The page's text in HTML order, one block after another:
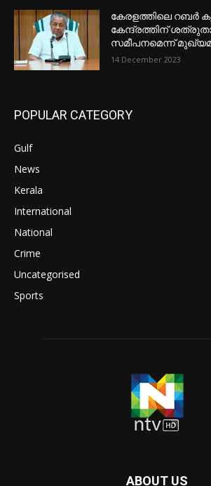
കേരളത്തിലെ റബർ
കേന്ദ്രത്തിന്
സമീപനമെന്ന്
14 December 2023
POPULAR CATEGORY
Gulf
News
Kerala
International
National
Crime
Uncategorised
Sports
ABOUT US